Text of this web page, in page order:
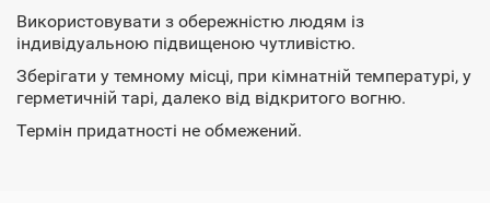
Використовувати з обережністю людям із
індивідуальною підвищеною чутливістю.
Зберігати у темному місці, при кімнатній температурі, у
герметичній тарі, далеко від відкритого вогню.
Термін придатності не обмежений.